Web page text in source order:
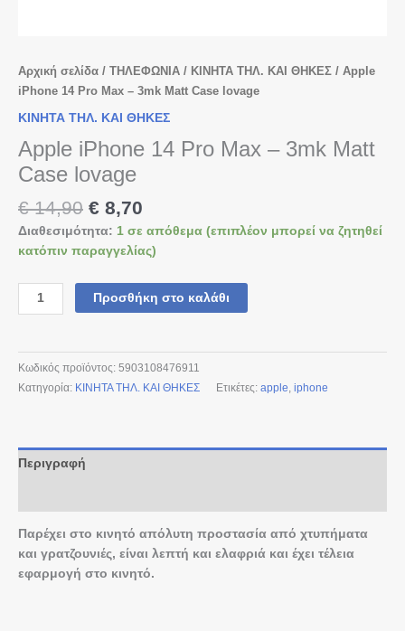
Αρχική σελίδα / ΤΗΛΕΦΩΝΙΑ / ΚΙΝΗΤΑ ΤΗΛ. ΚΑΙ ΘΗΚΕΣ / Apple
iPhone 14 Pro Max – 3mk Matt Case lovage
ΚΙΝΗΤΑ ΤΗΛ. ΚΑΙ ΘΗΚΕΣ
Apple iPhone 14 Pro Max – 3mk Matt
Case lovage
€14,90 € 8,70
Διαθεσιμότητα: 1 σε απόθεμα (επιπλέον μπορεί να ζητηθεί
κατόπιν παραγγελίας)
Προσθήκη στο καλάθι
Κωδικός προϊόντος: 5903108476911
Κατηγορία: ΚΙΝΗΤΑ ΤΗΛ. ΚΑΙ ΘΗΚΕΣ Ετικέτες: apple, iphone
Περιγραφή
Παρέχει στο κινητό απόλυτη προστασία από χτυπήματα
και γρατζουνιές, είναι λεπτή και ελαφριά και έχει τέλεια
εφαρμογή στο κινητό.